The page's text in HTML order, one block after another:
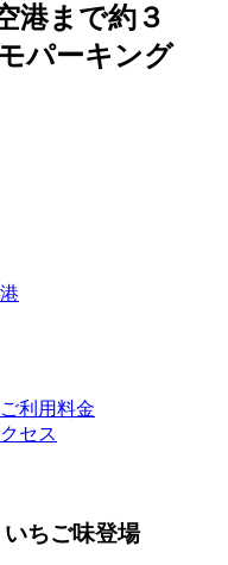
港まで約３
パーキング
ちご味登場